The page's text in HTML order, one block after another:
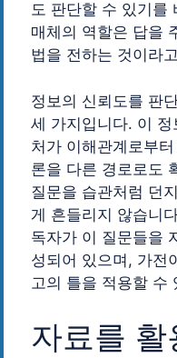
도 판단할 수 있기를
매체의 역할은 답을
법을 전하는 것이라
정보의 신뢰도를 판
세 가지입니다. 이
처가 이해관계로부
론을 다른 경로로도
질문을 습관처럼 던
게 흔들리지 않습니
독자가 이 질문들을
성되어 있으며, 가전
고의 틀을 적용할 수
자료를 활